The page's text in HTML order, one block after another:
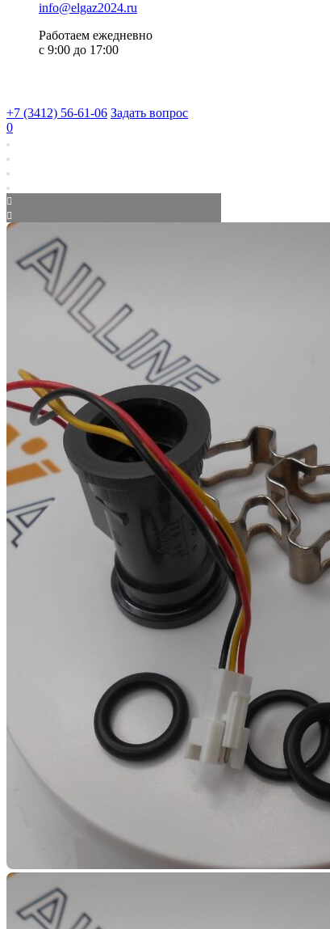
info@elgaz2024.ru
Работаем eжедневно
с 9:00 до 17:00
+7 (3412) 56-61-06 Задать вопрос
0